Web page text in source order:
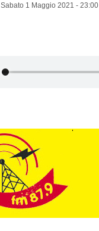
Sabato 1 Maggio 2021 - 23:00